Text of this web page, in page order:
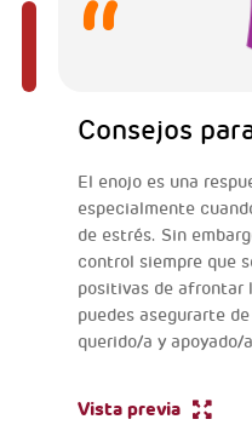
Consejos
El enojo es una
especialmente
de estrés. Sin
control siempre que
positivas de afrontar
puedes asegurarte
querido/a y apoyado/
Vista previa